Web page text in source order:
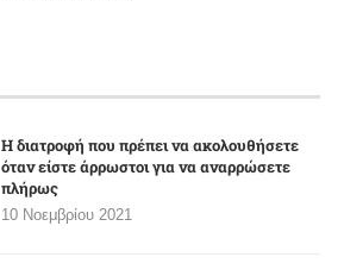
Η διατροφή που πρέπει να ακολουθήσετε
όταν είστε άρρωστοι για να αναρρώσετε
πλήρως
10 Νοεμβρίου 2021